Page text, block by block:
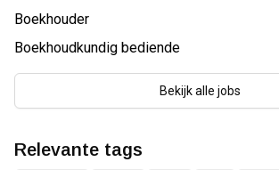
Boekhouder
Boekhoudkundig bediende
Bekijk alle jobs
Relevante tags